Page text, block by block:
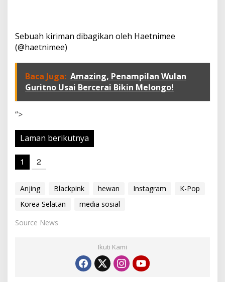
Sebuah kiriman dibagikan oleh Haetnimee
(@haetnimee)
Baca Juga: Amazing, Penampilan Wulan
Guritno Usai Bercerai Bikin Melongo!
“>
Laman berikutnya
1 2
Anjing Blackpink hewan Instagram
K-Pop
Korea Selatan
media sosial
Source News
Ikuti Kami